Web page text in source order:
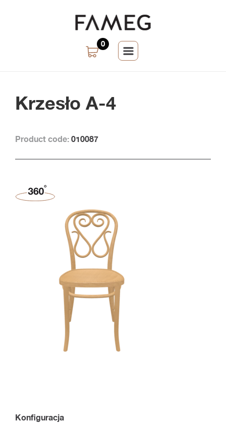
0
Krzesło A-4
Product code: 010087
Konfiguracja